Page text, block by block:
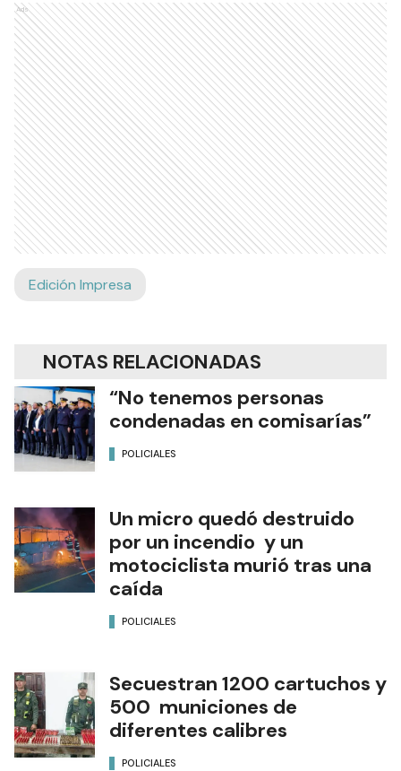
Ads
Edición Impresa
NOTAS RELACIONADAS
“No tenemos personas
condenadas en comisarías”
POLICIALES
Un micro quedó destruido
por un incendio y un
motociclista murió tras una
caída
POLICIALES
Secuestran 1200 cartuchos y
500 municiones de
diferentes calibres
POLICIALES